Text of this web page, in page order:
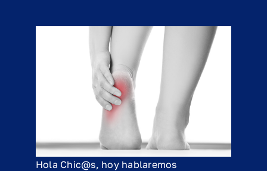
Hola Chic@s, hoy hablaremos